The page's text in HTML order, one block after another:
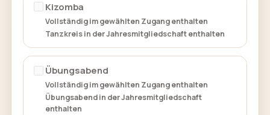
Kizomba
Vollständig im gewählten Zugang enthalten
Tanzkreis in der Jahresmitgliedschaft enthalten
Übungsabend
Vollständig im gewählten Zugang enthalten
Übungsabend in der Jahresmitgliedschaft
enthalten